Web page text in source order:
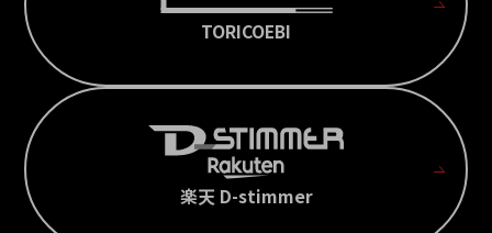
TORICOEBI
楽天 D-stimmer